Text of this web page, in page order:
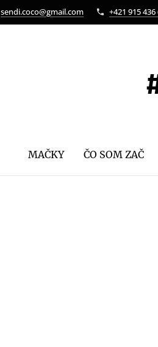
sendi.coco@gmail.com +421 915 436
MAČKY ČO SOM ZAČ